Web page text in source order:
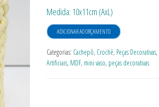
Medida: 10x11cm (AxL)
ADICIONAR AO ORÇAMENTO
Categorias: Cachepô, Crochê, Peças Decorativas,
Artificiais, MDF, mini vaso, peças decorativas